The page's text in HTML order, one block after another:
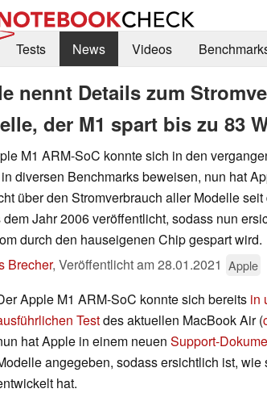
Tests
News Videos
nennt Details zum
der M1 spart bis zu 83
M1 ARM-SoC konnte sich in den
diversen Benchmarks beweisen, nun hat
über den Stromverbrauch aller Modelle
dem Jahr 2006 veröffentlicht, sodass nun
durch den hauseigenen Chip gespart wird.
Brecher, Veröffentlicht am28.01.2021 Apple
Apple M1 ARM-SoC konnte sich bereits in
Testdes aktuellen MacBook Air (
hat Apple in einem neuen Support-
angegeben, sodass ersichtlich ist,
hat.